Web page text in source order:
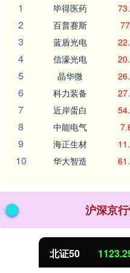
1
毕得医药
2 百普赛斯
3 蓝盾光电
4 信濠光电
5 晶华微
6 科力装备
7 近岸蛋白
8 中能电气
9 海正生材
10 华大智造
沪深京
北证50